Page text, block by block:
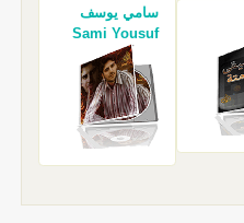
سامي يوسف
Sami Yousuf